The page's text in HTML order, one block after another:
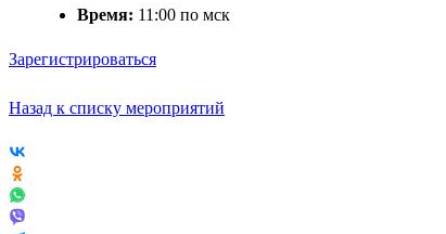
Время: 11:00 по мск
Зарегистрироваться
Назад к списку мероприятий